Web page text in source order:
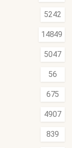
5242
14849
5047
56
675
4907
839